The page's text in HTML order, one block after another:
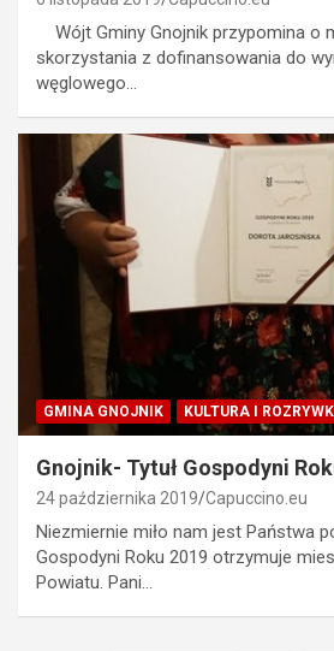
Wójt Gminy Gnojnik przypomina o
skorzystania z dofinansowania do
węglowego…
GMINA GNOJNIK KULTURA I
Gnojnik- Tytuł Gospodyni
24 października 2019 Capuccino.eu
Niezmiernie miło nam jest Państwa
Gospodyni Roku 2019 otrzymuje
Powiatu. Pani…